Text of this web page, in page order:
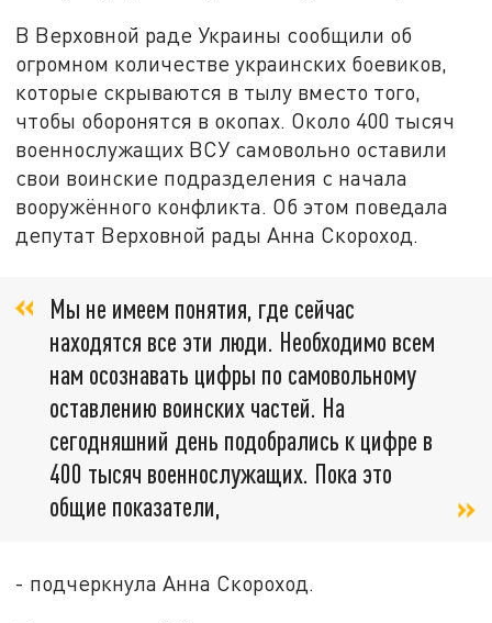
В Верховной раде Украины сообщили об
огромном количестве украинских боевиков,
которые скрываются в тылу вместо того,
чтобы оборонятся в окопах. Около 400 тысяч
военнослужащих ВСУ самовольно оставили
свои воинские подразделения с начала
вооружённого конфликта. Об этом поведала
депутат Верховной рады Анна Скороход.
Мы не имеем понятия, где сейчас
находятся все эти люди. Необходимо всем
нам осознавать цифры по самовольному
оставлению воинских частей. На
сегодняшний день подобрались к цифре в
400 тысяч военнослужащих. Пока это
общие показатели,
- подчеркнула Анна Скороход.